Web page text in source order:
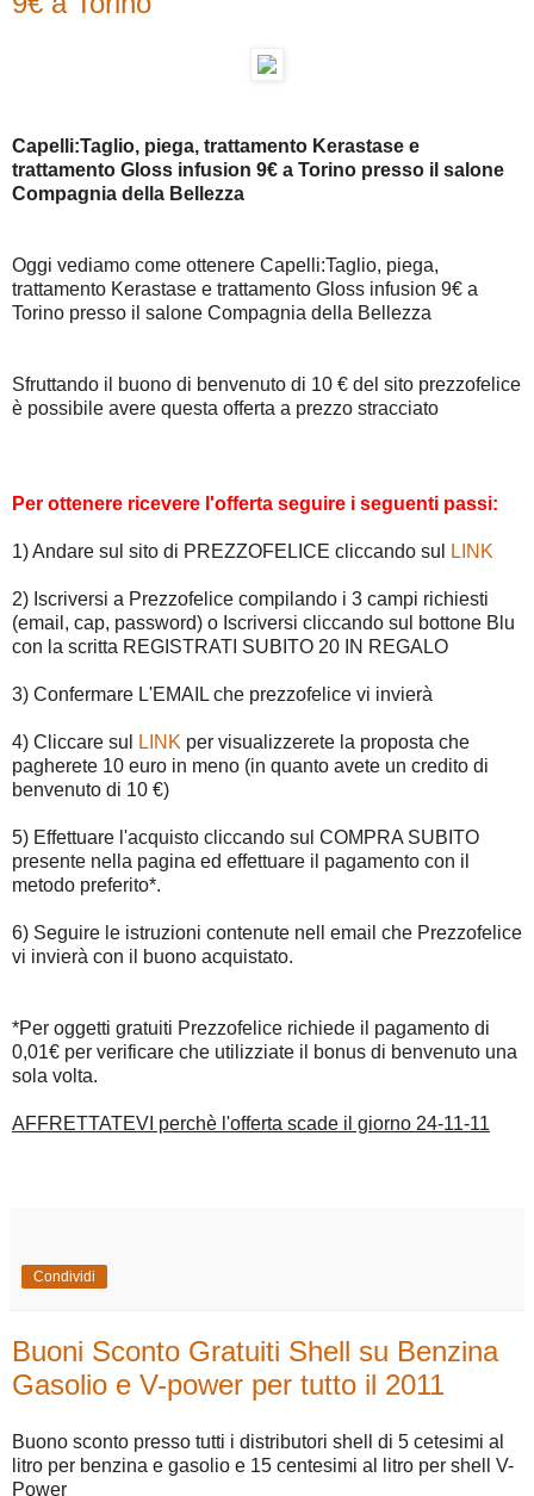
Capelli:Taglio, piega, trattamento Kerastase e
trattamento Gloss infusion 9€ a Torino presso il salone
Compagnia della Bellezza
Oggi vediamo come ottenere Capelli:Taglio, piega,
trattamento Kerastase e trattamento Gloss infusion 9€ a
Torino presso il salone Compagnia della Bellezza
Sfruttando il buono di benvenuto di 10 € del sito prezzofelice
è possibile avere questa offerta a prezzo stracciato
Per ottenere ricevere l'offerta seguire i seguenti passi:
1) Andare sul sito di PREZZOFELICE cliccando sul LINK
2) Iscriversi a Prezzofelice compilando i 3 campi richiesti
(email, cap, password) o Iscriversi cliccando sul bottone Blu
con la scritta REGISTRATI SUBITO 20 IN REGALO
3) Confermare L'EMAIL che prezzofelice vi invierà
4) Cliccare sul LINK per visualizzerete la proposta che
pagherete 10 euro in meno (in quanto avete un credito di
benvenuto di 10 €)
5) Effettuare l'acquisto cliccando sul COMPRA SUBITO
presente nella pagina ed effettuare il pagamento con il
metodo preferito*.
6) Seguire le istruzioni contenute nell email che Prezzofelice
vi invierà con il buono acquistato.
*Per oggetti gratuiti Prezzofelice richiede il pagamento di
0,01€ per verificare che utilizziate il bonus di benvenuto una
sola volta.
AFFRETTATEVI perchè l'offerta scade il giorno 24-11-11
Condividi
Buoni Sconto Gratuiti Shell su Benzina
Gasolio e V-power per tutto il 2011
Buono sconto presso tutti i distributori shell di 5 cetesimi al
litro per benzina e gasolio e 15 centesimi al litro per shell V-
Power